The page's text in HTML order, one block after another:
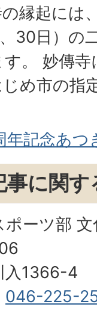
縁起には
30日）の
す。 妙傳
め市の指
年記念あ
事に関
ポーツ部
入1366-4
046-225-